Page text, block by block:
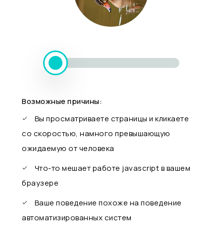
Возможные причины:
Вы просматриваете страницы и кликаете
со скоростью, намного превышающую
ожидаемую от человека
Что-то мешает работе javascript в вашем
браузере
Ваше поведение похоже на поведение
автоматизированных систем